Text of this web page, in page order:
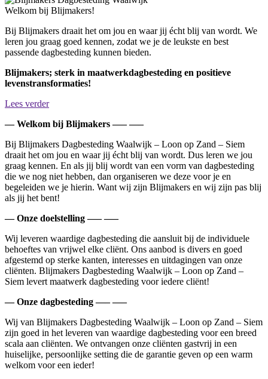
Welkom bij Blijmakers!
Bij Blijmakers draait het om jou en waar jij écht blij van wordt. We
leren jou graag goed kennen, zodat we je de leukste en best
passende dagbesteding kunnen bieden.
Blijmakers; sterk in maatwerkdagbesteding en positieve
levenstransformaties!
Lees verder
— Welkom bij Blijmakers —– —–
Bij Blijmakers Dagbesteding Waalwijk – Loon op Zand – Siem
draait het om jou en waar jij écht blij van wordt. Dus leren we jou
graag kennen. En als jij blij wordt van een vorm van dagbesteding
die we nog niet hebben, dan organiseren we deze voor je en
begeleiden we je hierin. Want wij zijn Blijmakers en wij zijn pas blij
als jij het bent!
— Onze doelstelling —– —–
Wij leveren waardige dagbesteding die aansluit bij de individuele
behoeftes van vrijwel elke cliënt. Ons aanbod is divers en goed
afgestemd op sterke kanten, interesses en uitdagingen van onze
cliënten. Blijmakers Dagbesteding Waalwijk – Loon op Zand –
Siem levert maatwerk dagbesteding voor iedere cliënt!
— Onze dagbesteding —– —–
Wij van Blijmakers Dagbesteding Waalwijk – Loon op Zand – Siem
zijn goed in het leveren van waardige dagbesteding voor een breed
scala aan cliënten. We ontvangen onze cliënten gastvrij in een
huiselijke, persoonlijke setting die de garantie geven op een warm
welkom voor een ieder!